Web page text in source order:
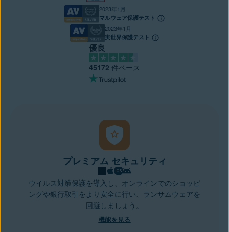
2023年1月
マルウェア保護テスト
2023年1月
実世界保護テスト
優良
45172 件ベース
プレミアム セキュリティ
ウイルス対策保護を導入し、オンラインでのショッピ
ングや銀行取引をより安全に行い、ランサムウェアを
回避しましょう。
機能を見る